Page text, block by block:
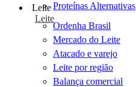
Proteínas Alternativas
Leite
Leite
Ordenha Brasil
Mercado do Leite
Atacado e varejo
Leite por região
Balança comercial